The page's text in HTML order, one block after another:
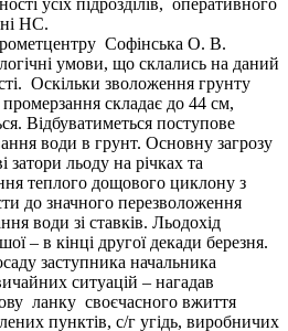
усіх підрозділів, оперативного
НС.
Софінська О. В.
умови, що склались на даний
Оскільки зволоження грунту
складає до 44 см,
Відбуватиметься поступове
води в грунт. Основну загрозу
затори льоду на річках та
теплого дощового циклону з
до значного перезволоження
води зі ставків. Льодохід
– в кінці другої декади березня.
заступника начальника
ситуацій – нагадав
ланку своєчасного вжиття
пунктів, с/г угідь, виробничих